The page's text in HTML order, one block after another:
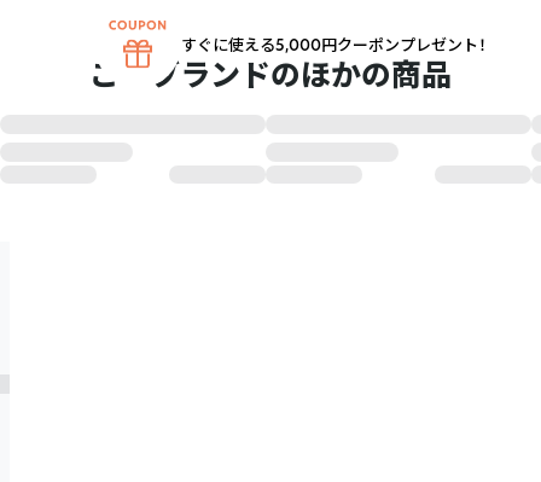
このブランドのほかの商品
すぐに使える5,000円クーポンプレゼント！